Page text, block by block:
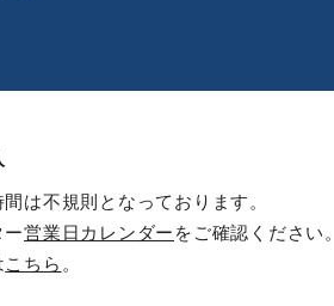
は不規則となっております。
営業日カレンダー をご確認ください。
こちら 。